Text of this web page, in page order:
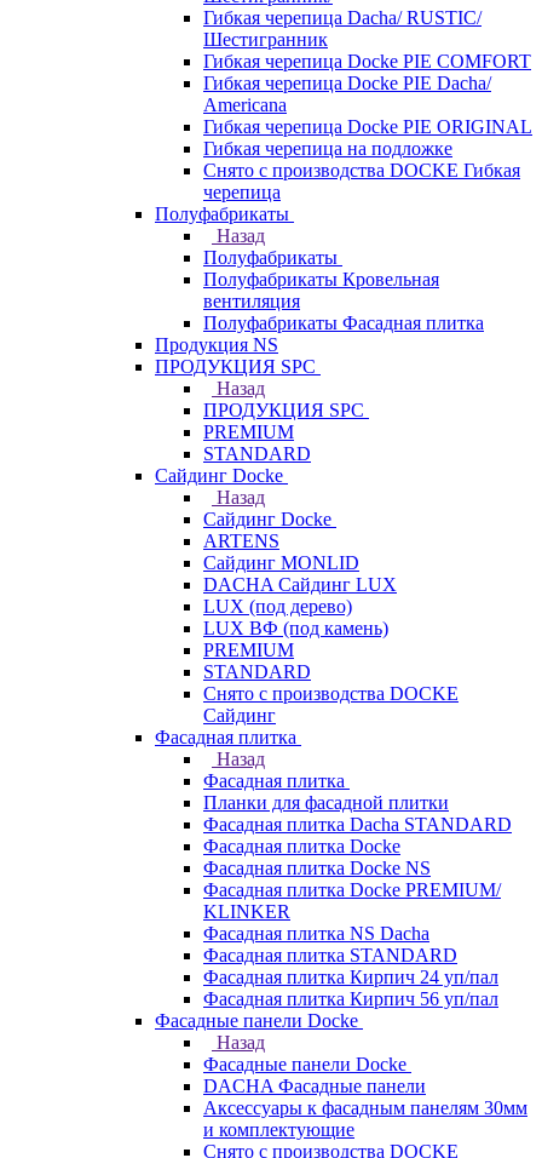
Гибкая черепица Dacha/ RUSTIC/
Шестигранник
Гибкая черепица Docke PIE COMFORT
Гибкая черепица Docke PIE Dacha/
Americana
Гибкая черепица Docke PIE ОRIGINАL
Гибкая черепица на подложке
Снято с производства DOCKE Гибкая
черепица
Полуфабрикаты
Назад
Полуфабрикаты
Полуфабрикаты Кровельная
вентиляция
Полуфабрикаты Фасадная плитка
Продукция NS
ПРОДУКЦИЯ SPC
Назад
ПРОДУКЦИЯ SPC
PREMIUM
STANDARD
Сайдинг Docke
Назад
Сайдинг Docke
ARTENS
Cайдинг MONLID
DACHA Сайдинг LUX
LUX (под дерево)
LUX ВФ (под камень)
PREMIUM
STANDARD
Снято с производства DOCKE
Сайдинг
Фасадная плитка
Назад
Фасадная плитка
Планки для фасадной плитки
Фасадная плитка Dacha STANDARD
Фасадная плитка Docke
Фасадная плитка Docke NS
Фасадная плитка Docke PREMIUM/
KLINKER
Фасадная плитка NS Dacha
Фасадная плитка STANDARD
Фасадная плитка Кирпич 24 уп/пал
Фасадная плитка Кирпич 56 уп/пал
Фасадные панели Docke
Назад
Фасадные панели Docke
DACHA Фасадные панели
Аксессуары к фасадным панелям 30мм
и комплектующие
Снято с производства DOCKE